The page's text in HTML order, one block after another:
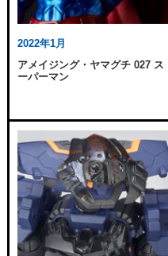
2022年1月
アメイジング・ヤマグチ 027 ス
ーパーマン